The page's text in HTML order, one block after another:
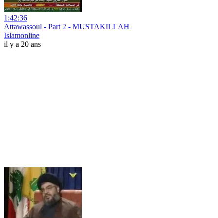
1:42:36
Attawassoul - Part 2 - MUSTAKILLAH
Islamonline
il y a 20 ans